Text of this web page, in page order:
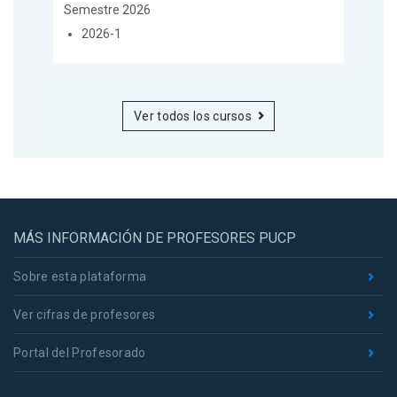
Semestre 2026
2026-1
Ver todos los cursos
MÁS INFORMACIÓN DE PROFESORES PUCP
Sobre esta plataforma
Ver cifras de profesores
Portal del Profesorado